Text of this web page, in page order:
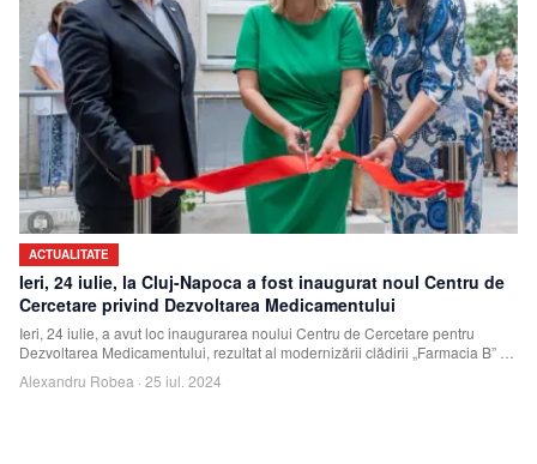
Contact
ACTUALITATE
Ieri, 24 iulie, la Cluj-Napoca a fost inaugurat noul Centru de
Cercetare privind Dezvoltarea Medicamentului
Ieri, 24 iulie, a avut loc inaugurarea noului Centru de Cercetare pentru
Dezvoltarea Medicamentului, rezultat al modernizării clădirii „Farmacia B” a
Alexandru Robea · 25 iul. 2024